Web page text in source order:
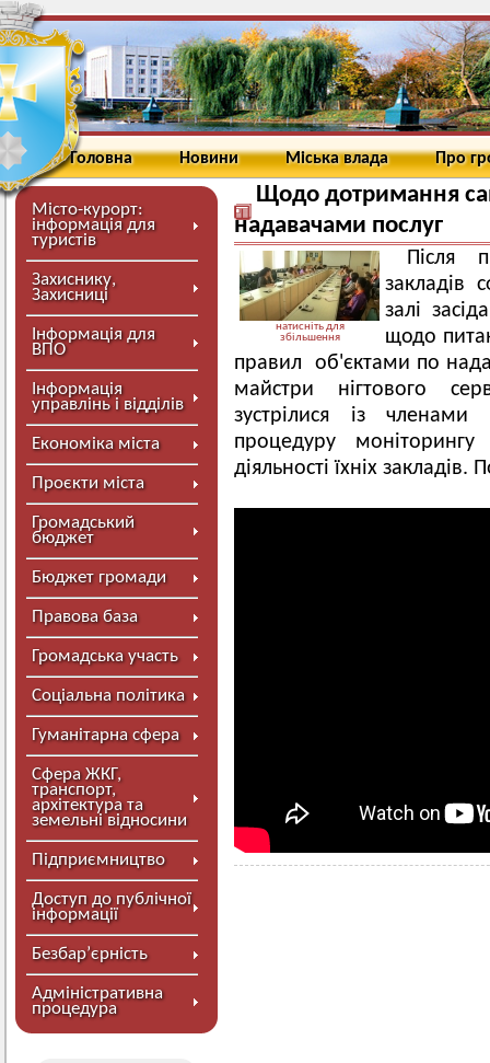
Головна Новини Міська влада Про
Місто-курорт:
інформація для
туристів
Захиснику,
Захисниці
Інформація для
ВПО
Інформація
управлінь і відділів
Економіка міста
Проєкти міста
Громадський
бюджет
Бюджет громади
Правова база
Громадська участь
Соціальна політика
Гуманітарна сфера
Сфера ЖКГ,
транспорт,
архітектура та
земельні відносини
Підприємництво
Доступ до публічної
інформації
Безбар’єрність
Адміністративна
процедура
Щодо дотримання
надавачами послуг
натисніть для
збільшення
Після
закладів
залі
щодо
правил об'єктами по
майстри нігтового
зустрілися із
процедуру
діяльності їхніх